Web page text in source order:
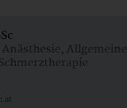
Allgemeine